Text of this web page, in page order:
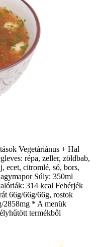
Vegetáriánus + Hal
répa, zeller, zöldbab,
ecet, citromlé, só, bors,
Súly: 350ml
314 kcal Fehérjék
66g/66g/66g, rostok
2858mg * A menük
termékből